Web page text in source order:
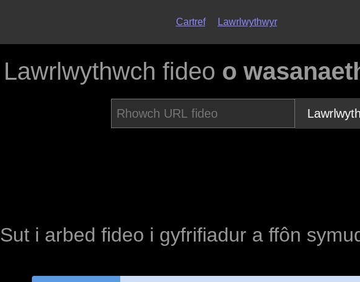
Cartref Lawrlwythwyr
Lawrlwythwch fideo o
Sut i arbed fideo i gyfrifiadur a ffôn